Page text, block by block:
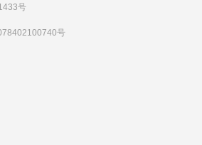
号
号